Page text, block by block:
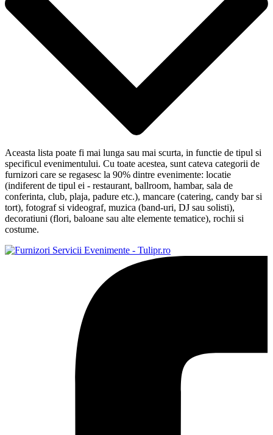
Aceasta lista poate fi mai lunga sau mai scurta, in functie de tipul si
specificul evenimentului. Cu toate acestea, sunt cateva categorii de
furnizori care se regasesc la 90% dintre evenimente: locatie
(indiferent de tipul ei - restaurant, ballroom, hambar, sala de
conferinta, club, plaja, padure etc.), mancare (catering, candy bar si
tort), fotograf si videograf, muzica (band-uri, DJ sau solisti),
decoratiuni (flori, baloane sau alte elemente tematice), rochii si
costume.